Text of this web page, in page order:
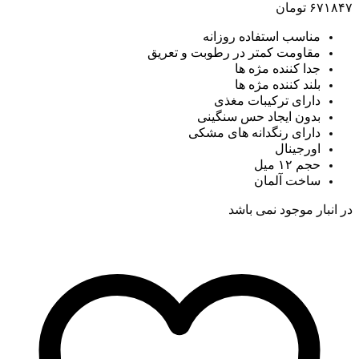
۶۷۱۸۴۷ تومان
مناسب استفاده روزانه
مقاومت کمتر در رطوبت و تعریق
جدا کننده مژه ها
بلند کننده مژه ها
دارای ترکیبات مغذی
بدون ایجاد حس سنگینی
دارای رنگدانه های مشکی
اورجینال
حجم ۱۲ میل
ساخت آلمان
در انبار موجود نمی باشد